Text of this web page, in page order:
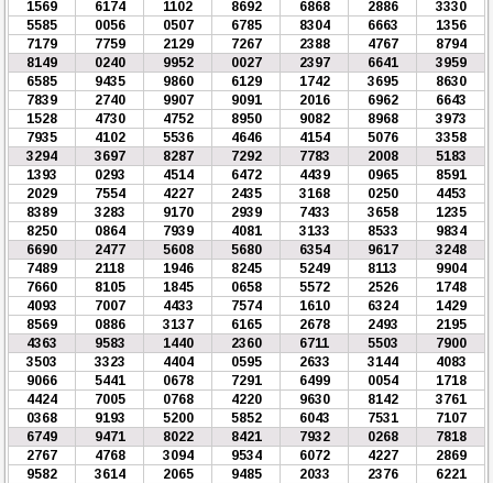
1569 6174 1102 8692 6868 2886
3330
5585
0056 0507 6785 8304 6663
1356
7179
7759 2129 7267 2388 4767
8794
8149
0240 9952 0027 2397 6641
3959
6585
9435 9860 6129 1742 3695
8630
7839
2740 9907 9091 2016 6962
6643
1528
4730 4752 8950 9082 8968
3973
7935
4102 5536 4646 4154 5076
3358
3294
3697 8287 7292 7783 2008
5183
1393
0293 4514 6472 4439 0965
8591
2029
7554 4227 2435 3168 0250
4453
8389
3283 9170 2939 7433 3658
1235
8250
0864 7939 4081 3133 8533
9834
6690
2477 5608 5680 6354 9617
3248
7489
2118 1946 8245 5249 8113
9904
7660
8105 1845 0658 5572 2526
1748
4093
7007 4433 7574 1610 6324
1429
8569
0886 3137 6165 2678 2493
2195
4363
9583 1440 2360 6711 5503
7900
3503
3323 4404 0595 2633 3144
4083
9066
5441 0678 7291 6499 0054
1718
4424
7005 0768 4220 9630 8142
3761
0368
9193 5200 5852 6043 7531
7107
6749
9471 8022 8421 7932 0268
7818
2767
4768 3094 9534 6072 4227
2869
9582
3614 2065 9485 2033 2376
6221